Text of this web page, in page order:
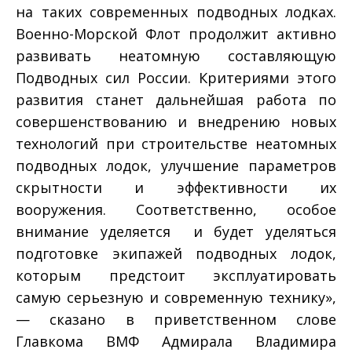
на таких современных подводных лодках.
Военно-Морской Флот продолжит активно
развивать неатомную составляющую
Подводных сил России. Критериями этого
развития станет дальнейшая работа по
совершенствованию и внедрению новых
технологий при строительстве неатомных
подводных лодок, улучшение параметров
скрытности и эффективности их
вооружения. Соответственно, особое
внимание уделяется и будет уделяться
подготовке экипажей подводных лодок,
которым предстоит эксплуатировать
самую серьезную и современную технику»,
— сказано в приветственном слове
Главкома ВМФ Адмирала Владимира